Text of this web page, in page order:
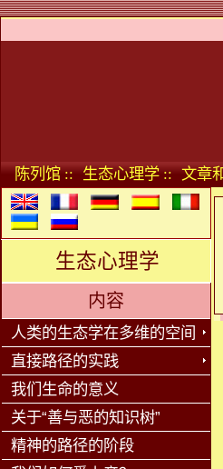
陈列馆 :: 生态心理学 :: 文章
生态心理学
内容
人类的生态学在多维的空间
直接路径的实践
我们生命的意义
关于“善与恶的知识树”
精神的路径的阶段